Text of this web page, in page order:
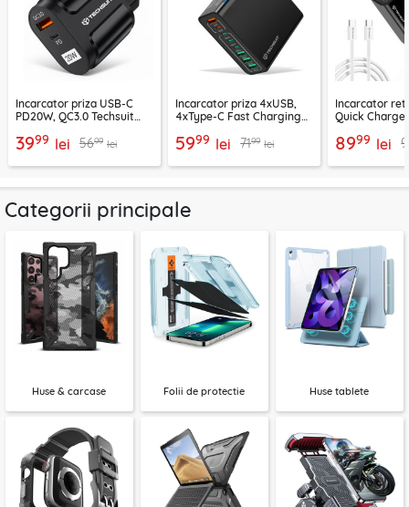
Incarcator priza USB-C
PD20W, QC3.0 Techsuit
CHPD038
3999 lei 5699 lei
Incarcator priza 4xUSB,
4xType-C Fast Charging
negru, CHPD224
5999 lei 7199 lei
Incarcator
Quick Charge
CHC2
8999 lei
Categorii principale
Huse & carcase Folii de protectie Huse tablete